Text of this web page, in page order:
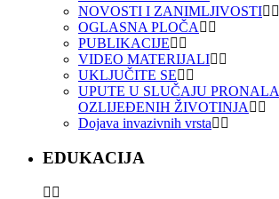
NOVOSTI I ZANIMLJIVOSTI
OGLASNA PLOČA
PUBLIKACIJE
VIDEO MATERIJALI
UKLJUČITE SE
UPUTE U SLUČAJU
OZLIJEĐENIH ŽIVOTINJA
Dojava invazivnih vrsta
EDUKACIJA